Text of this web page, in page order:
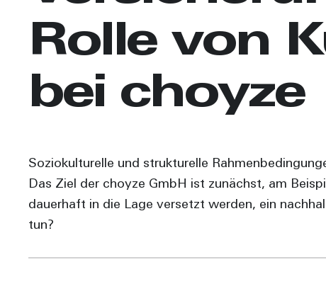
Rolle von
bei choyze
Soziokulturelle und strukturelle
Das Ziel der choyze GmbH ist zunächst, am
dauerhaft in die Lage versetzt werden, ein
tun?